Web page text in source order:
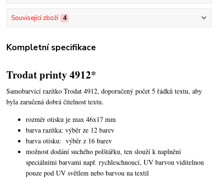
Související zboží 4
Kompletní specifikace
Trodat printy 4912*
Samobarvicí razítko Trodat 4912, doporučený počet 5 řádků textu,aby
byla zaručená dobrá čitelnost textu.
rozměr otisku je max 46x17 mm
barva razítka: výběr ze 12 barev
barva otisku: výběr z 16 barev
možnost dodání suchého polštářku, ten slouží k naplnění
speciálními barvami např. rychleschnoucí, UV barvou viditelnou
pouze pod UV světlem nebo barvou na textil